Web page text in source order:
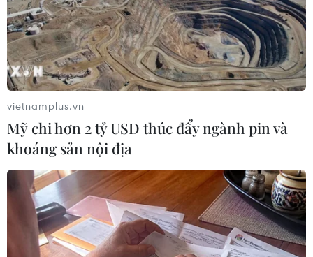
Rùa xanh bắt cặp ngoài khơi vùng biển Côn Đảo. (Ảnh: TTXVN
phát)
vietnamplus.vn
Mỹ chi hơn 2 tỷ USD thúc đẩy ngành pin và
khoáng sản nội địa